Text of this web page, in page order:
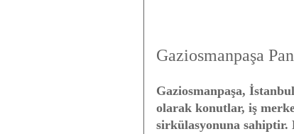
Gaziosmanpaşa
Gaziosmanpaşa,
olarak konutlar, iş
sirkülasyonuna sahiptir.